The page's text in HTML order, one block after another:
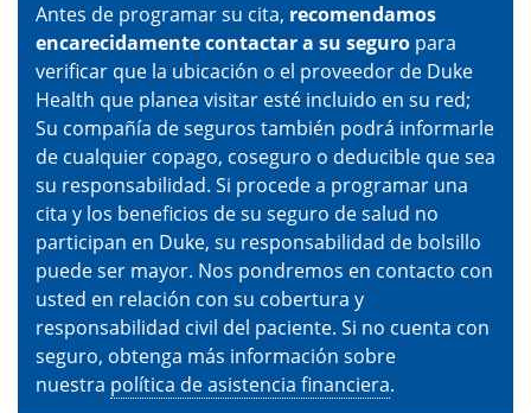
Antes de programar su cita, recomendamos
encarecidamente contactar a su seguro para
verificar que la ubicación o el proveedor de Duke
Health que planea visitar esté incluido en su red;
Su compañía de seguros también podrá informarle
de cualquier copago, coseguro o deducible que sea
su responsabilidad. Si procede a programar una
cita y los beneficios de su seguro de salud no
participan en Duke, su responsabilidad de bolsillo
puede ser mayor. Nos pondremos en contacto con
usted en relación con su cobertura y
responsabilidad civil del paciente. Si no cuenta con
seguro, obtenga más información sobre
nuestra política de asistencia financiera.